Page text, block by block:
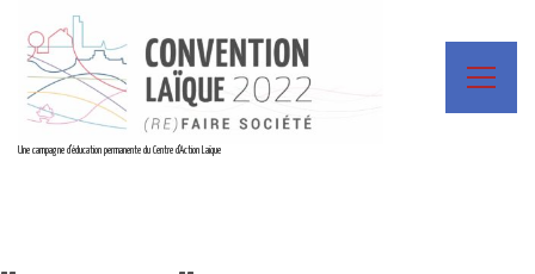
Une campagne d'éducation permanente du Centre d'Action Laïque